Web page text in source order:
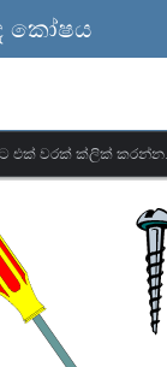
කෝෂය
එක් වරක් ක්ලික්